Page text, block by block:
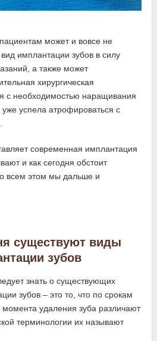
может и вовсе не
имплантации зубов в силу
а также может
хирургическая
с необходимостью наращивания
уже успела атрофироваться с
современная имплантация
и как сегодня обстоит
всем этом мы дальше и
существуют виды
зубов
знать о существующих
зубов – это то, что по срокам
момента удаления зуба различают
терминологии их называют